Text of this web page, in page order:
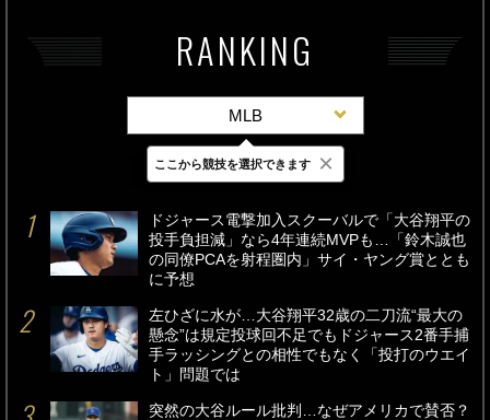
RANKING
MLB
最新 24時間 週間
ドジャース電撃加入スクーバルで「大谷翔平の
投手負担減」なら4年連続MVPも…「鈴木誠也
の同僚PCAを射程圏内」サイ・ヤング賞ととも
に予想
左ひざに水が…大谷翔平32歳の二刀流“最大の
懸念”は規定投球回不足でもドジャース2番手捕
手ラッシングとの相性でもなく「投打のウエイ
ト」問題では
突然の大谷ルール批判…なぜアメリカで賛否？
ここから競技を選択できます ×